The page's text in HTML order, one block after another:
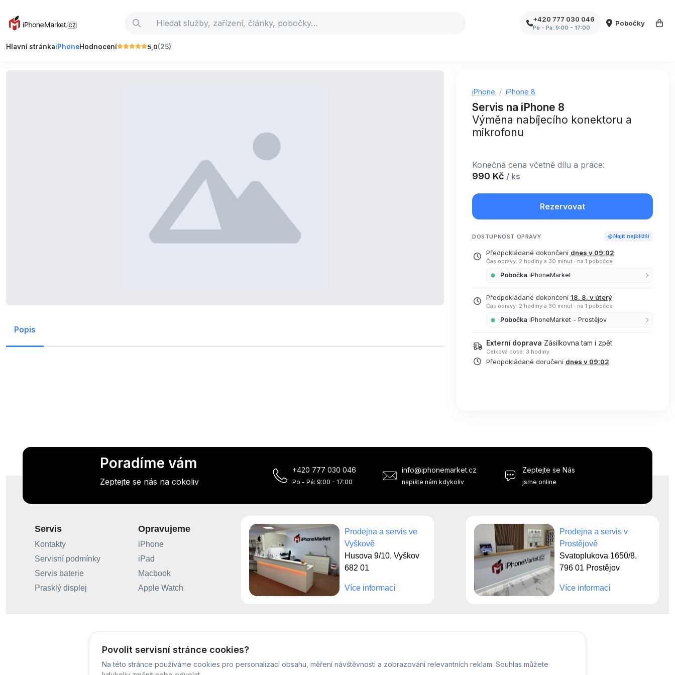
+420 777 030 046
Po - Pá: 9:00 - 17:00
Pobočky
Hlavní stránkaiPhoneHodnocení 5,0(25)
Popis
iPhone iPhone 8
Servis na iPhone 8
Výměna nabíjecího konektoru a
mikrofonu
Konečná cena včetně dílu a práce:
990 Kč / ks
Rezervovat
DOSTUPNOST OPRAVY Najít nejbližší
Předpokládané dokončení dnes v 09:02
Čas opravy: 2 hodiny a 30 minut · na 1 pobočce
Pobočka iPhoneMarket
Předpokládané dokončení 18. 8. v úterý
Čas opravy: 2 hodiny a 30 minut · na 1 pobočce
Pobočka iPhoneMarket - Prostějov
Externí doprava Zásilkovna tam i zpět
Celková doba: 3 hodiny
Předpokládané doručení dnes v 09:02
Povolit servisní stránce cookies?
Na této stránce používáme cookies pro personalizaci obsahu, měření návštěvnosti a zobrazování relevantních reklam. Souhlas můžete
Poradíme vám
Zeptejte se nás na cokoliv
+420 777 030 046
Po - Pá: 9:00 - 17:00
info@iphonemarket.cz
napište nám kdykoliv
Zeptejte se Nás
jsme online
Servis
Kontakty
Servisní podmínky
Servis baterie
Prasklý displej
Opravujeme
iPhone
iPad
Macbook
Apple Watch
Prodejna a servis ve
Vyškově
Husova 9/10, Vyškov
682 01
Více informací
Prodejna a servis v
Prostějově
Svatoplukova 1650/8,
796 01 Prostějov
Více informací